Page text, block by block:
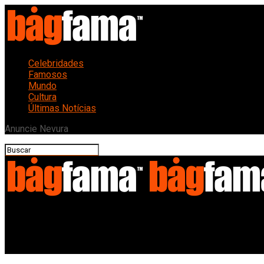
Celebridades
Famosos
Mundo
Cultura
Últimas Notícias
Anuncie Nevura